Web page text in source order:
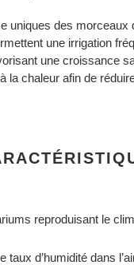
uniques des morceaux
une irrigation
une croissance
la chaleur afin de
reproduisant le
taux d’humidité dans